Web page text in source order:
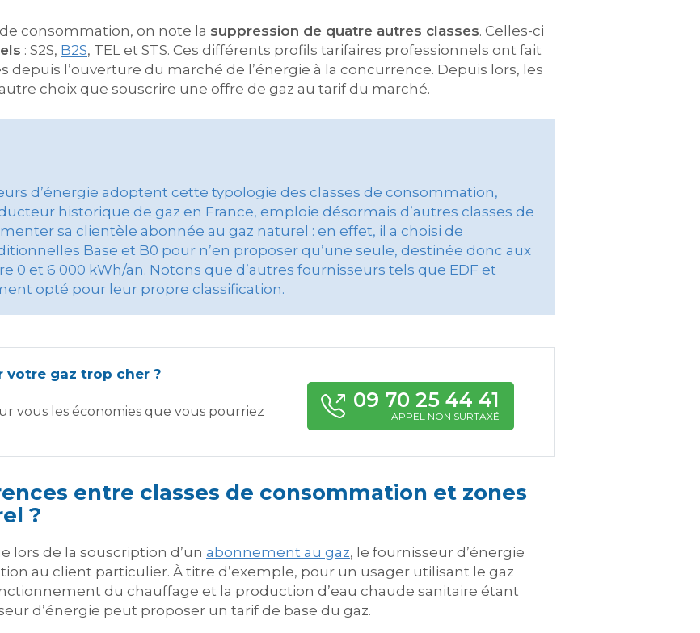
consommation, on note la suppression de quatre autres classes. Celles-ci
: S2S, B2S, TEL et STS. Ces différents profils tarifaires professionnels ont fait
depuis l’ouverture du marché de l’énergie à la concurrence. Depuis lors, les
choix que souscrire une offre de gaz au tarif du marché.
d’énergie adoptent cette typologie des classes de consommation,
historique de gaz en France, emploie désormais d’autres classes de
sa clientèle abonnée au gaz naturel : en effet, il a choisi de
Base et B0 pour n’en proposer qu’une seule, destinée donc aux
0 et 6 000 kWh/an. Notons que d’autres fournisseurs tels que EDF et
opté pour leur propre classification.
votre gaz trop cher ?
vous les économies que vous pourriez
09 70 25 44 41
APPEL NON SURTAXÉ
entre classes de consommation et zones
?
lors de la souscription d’un abonnement au gaz, le fournisseur d’énergie
au client particulier. À titre d’exemple, pour un usager utilisant le gaz
du chauffage et la production d’eau chaude sanitaire étant
d’énergie peut proposer un tarif de base du gaz.